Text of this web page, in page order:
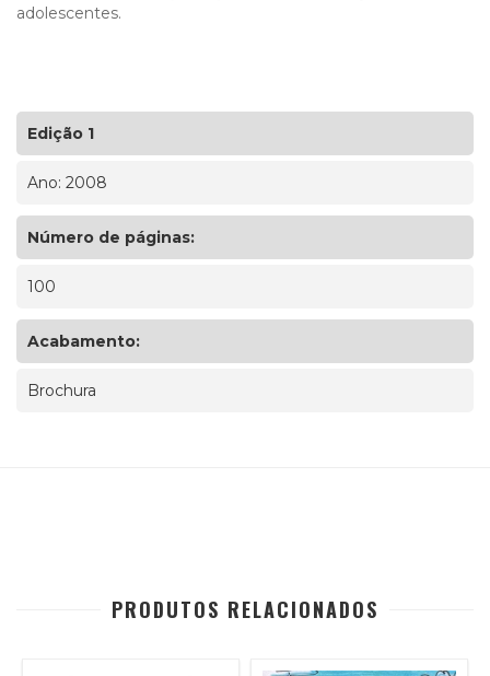
adolescentes.
Edição 1
Ano: 2008
Número de páginas:
100
Acabamento:
Brochura
PRODUTOS RELACIONADOS